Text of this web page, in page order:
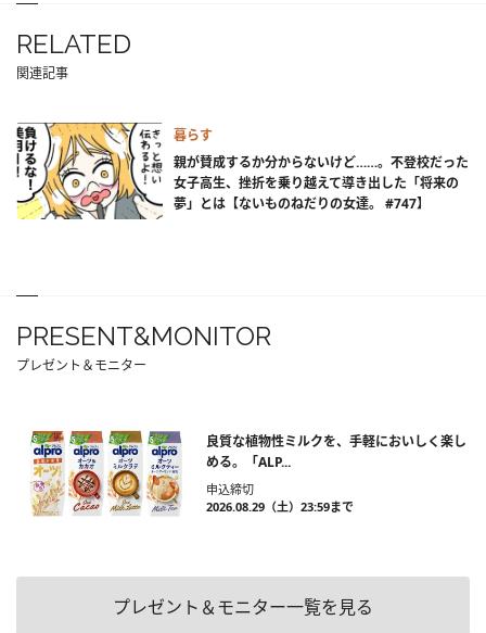
RELATED
関連記事
暮らす
親が賛成するか分からないけど……。不登校だった
女子高生、挫折を乗り越えて導き出した「将来の
夢」とは【ないものねだりの女達。 #747】
PRESENT&MONITOR
プレゼント＆モニター
良質な植物性ミルクを、手軽においしく楽し
める。「ALP...
申込締切
2026.08.29（土）23:59まで
プレゼント＆モニター一覧を見る